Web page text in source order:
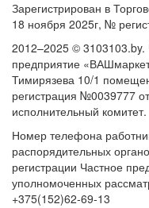
Зарегистрирован в
18 ноября 2025г, №
2012–2025 © 3103103.by.
предприятие
Тимирязева 10/1
регистрация №0039777
исполнительный комитет.
Номер телефона
распорядительных
регистрации Частное
уполномоченных
+375(152)62-69-13